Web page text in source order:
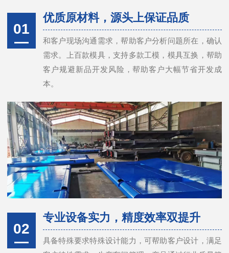
01
优质原材料，源头上保证品质
和客户现场沟通需求，帮助客户分析问题所在，确认
需求。上百款模具，支持多款工模，模具互换，帮助
客户规避新品开发风险，帮助客户大幅节省开发成
本。
02
专业设备实力，精度效率双提升
具备特殊要求特殊设计能力，可帮助客户设计，满足